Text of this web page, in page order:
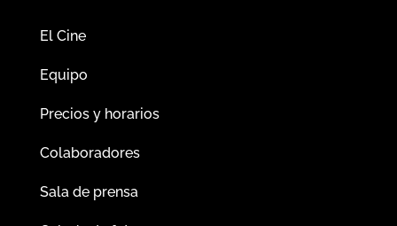
El Cine
Equipo
Precios y horarios
Colaboradores
Sala de prensa